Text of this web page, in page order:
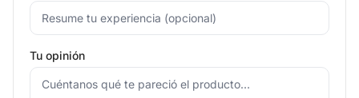
Tu opinión